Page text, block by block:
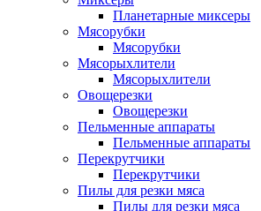
Планетарные миксеры
Мясорубки
Мясорубки
Мясорыхлители
Мясорыхлители
Овощерезки
Овощерезки
Пельменные аппараты
Пельменные аппараты
Перекрутчики
Перекрутчики
Пилы для резки мяса
Пилы для резки мяса